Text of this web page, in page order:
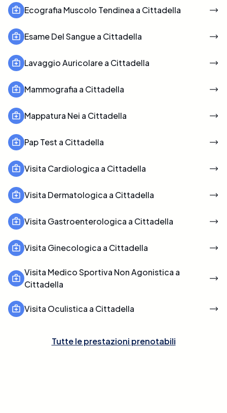
Ecografia Muscolo Tendinea a Cittadella
Esame Del Sangue a Cittadella
Lavaggio Auricolare a Cittadella
Mammografia a Cittadella
Mappatura Nei a Cittadella
Pap Test a Cittadella
Visita Cardiologica a Cittadella
Visita Dermatologica a Cittadella
Visita Gastroenterologica a Cittadella
Visita Ginecologica a Cittadella
Visita Medico Sportiva Non Agonistica a
Cittadella
Visita Oculistica a Cittadella
Tutte le prestazioni prenotabili